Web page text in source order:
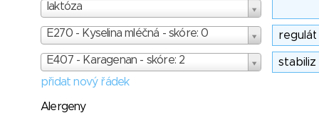
laktóza
E270 - Kyselina mléčná - skóre: 0
E407 - Karagenan - skóre: 2
přidat nový řádek
Alergeny